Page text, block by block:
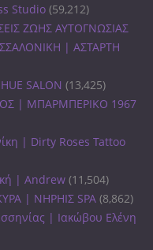
Studio (59,212)
ΖΩΗΣ ΑΥΤΟΓΝΩΣΙΑΣ
| ΑΣΤΑΡΤΗ
SALON (13,425)
| ΜΠΑΡΜΠΕΡΙΚΟ 1967
| Dirty Roses Tattoo
| Andrew (11,504)
| ΝΗΡΗΙΣ SPA (8,862)
| Ιακώβου Ελένη